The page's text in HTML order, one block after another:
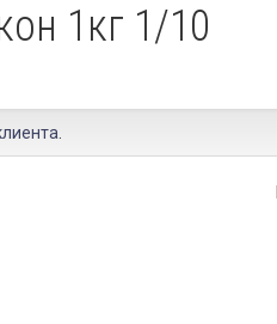
1кг 1/10